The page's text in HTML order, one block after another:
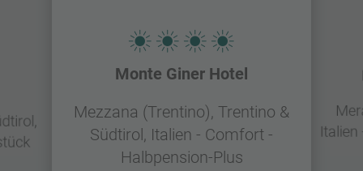
Monte Giner Hotel
Mezzana (Trentino), Trentino &
Südtirol, Italien - Comfort -
Halbpension-Plus